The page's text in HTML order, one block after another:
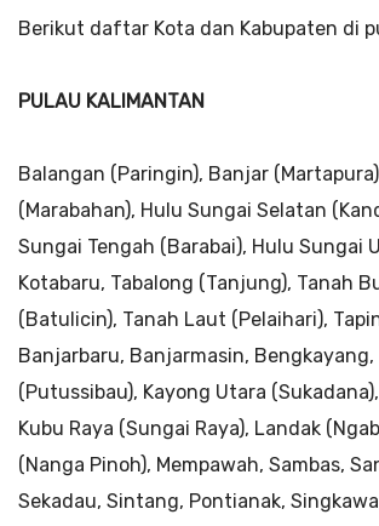
Berikut daftar Kota dan Kabupaten di
PULAU KALIMANTAN
Balangan (Paringin), Banjar
(Marabahan), Hulu Sungai Selatan
Sungai Tengah (Barabai), Hulu Sungai
Kotabaru, Tabalong (Tanjung), Tanah
(Batulicin), Tanah Laut (Pelaihari),
Banjarbaru, Banjarmasin, Bengkayang,
(Putussibau), Kayong Utara
Kubu Raya (Sungai Raya), Landak
(Nanga Pinoh), Mempawah, Sambas,
Sekadau, Sintang, Pontianak,